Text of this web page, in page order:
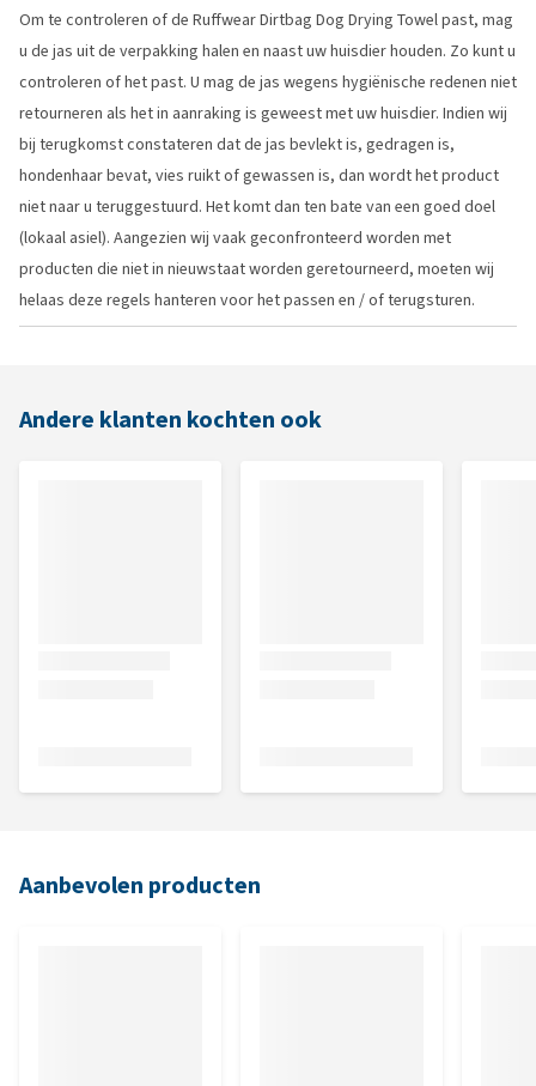
Om te controleren of de Ruffwear Dirtbag Dog Drying Towel past, mag
u de jas uit de verpakking halen en naast uw huisdier houden. Zo kunt u
controleren of het past. U mag de jas wegens hygiënische redenen niet
retourneren als het in aanraking is geweest met uw huisdier. Indien wij
bij terugkomst constateren dat de jas bevlekt is, gedragen is,
hondenhaar bevat, vies ruikt of gewassen is, dan wordt het product
niet naar u teruggestuurd. Het komt dan ten bate van een goed doel
(lokaal asiel). Aangezien wij vaak geconfronteerd worden met
producten die niet in nieuwstaat worden geretourneerd, moeten wij
helaas deze regels hanteren voor het passen en / of terugsturen.
Andere klanten kochten ook
Aanbevolen producten